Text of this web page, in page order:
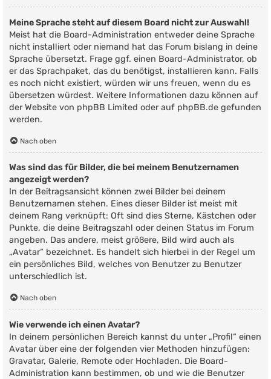
Meine Sprache steht auf diesem Board nicht zur Auswahl!
Meist hat die Board-Administration entweder deine Sprache
nicht installiert oder niemand hat das Forum bislang in deine
Sprache übersetzt. Frage ggf. einen Board-Administrator, ob
er das Sprachpaket, das du benötigst, installieren kann. Falls
es noch nicht existiert, würden wir uns freuen, wenn du es
übersetzen würdest. Weitere Informationen dazu können auf
der Website von phpBB Limited oder auf phpBB.de gefunden
werden.
Nach oben
Was sind das für Bilder, die bei meinem Benutzernamen
angezeigt werden?
In der Beitragsansicht können zwei Bilder bei deinem
Benutzernamen stehen. Eines dieser Bilder ist meist mit
deinem Rang verknüpft: Oft sind dies Sterne, Kästchen oder
Punkte, die deine Beitragszahl oder deinen Status im Forum
angeben. Das andere, meist größere, Bild wird auch als
„Avatar“ bezeichnet. Es handelt sich hierbei in der Regel um
ein persönliches Bild, welches von Benutzer zu Benutzer
unterschiedlich ist.
Nach oben
Wie verwende ich einen Avatar?
In deinem persönlichen Bereich kannst du unter „Profil“ einen
Avatar über eine der folgenden vier Methoden hinzufügen:
Gravatar, Galerie, Remote oder Hochladen. Die Board-
Administration kann bestimmen, ob und wie die Benutzer